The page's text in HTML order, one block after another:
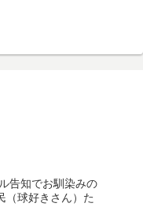
告知でお馴染みの
（球好きさん）た